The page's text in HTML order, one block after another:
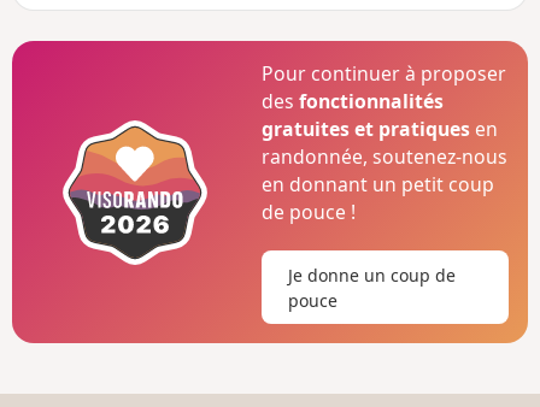
Pour continuer à proposer
desfonctionnalités
gratuites et pratiques en
randonnée, soutenez-nous
en donnant un petit coup
de pouce !
Je donne un coup de
pouce